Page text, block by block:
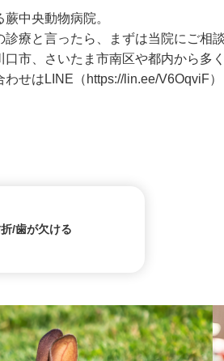
中央動物病院。
療と言ったら、まずは当院にご相
市、さいたま市南区や都内から多
わせはLINE（ https://lin.ee/V6OqviF
/歯が欠ける